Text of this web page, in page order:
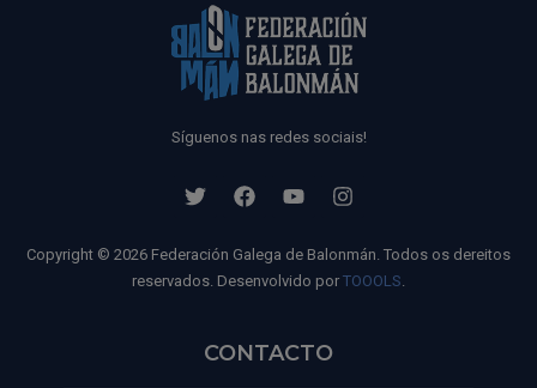
Síguenos nas redes sociais!
Copyright © 2026 Federación Galega de Balonmán. Todos os dereitos
reservados. Desenvolvido por TOOOLS
CONTACTO